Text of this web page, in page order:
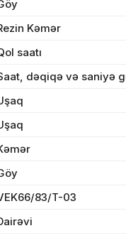
Kəmər
saatı
dəqiqə və saniyə
83/T-03
detalları
toplam(0)